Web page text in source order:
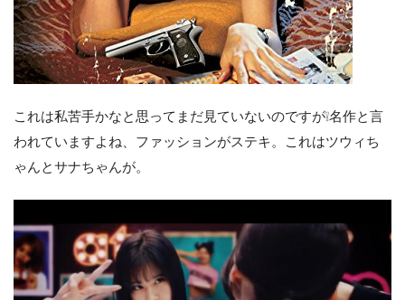
これは私苦手かなと思ってまだ見ていないのですが❕名作と言
われていますよね、ファッションがステキ。これはツウィち
ゃんとサナちゃんが。